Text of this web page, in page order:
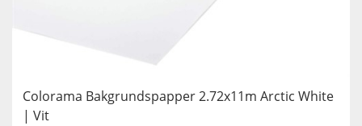
Colorama Bakgrundspapper 2.72x11m Arctic White
| Vit